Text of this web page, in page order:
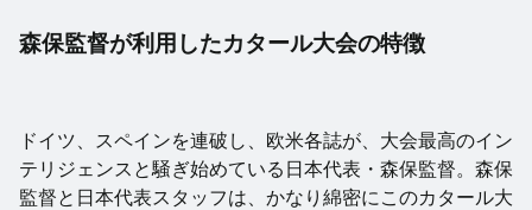
森保監督が利用したカタール大会の特徴
ドイツ、スペインを連破し、欧米各誌が、大会最高のイン
テリジェンスと騒ぎ始めている日本代表・森保監督。森保
監督と日本代表スタッフは、かなり綿密にこのカタール大